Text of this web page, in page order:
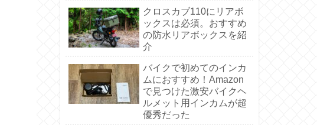
クロスカブ110にリアボ
ックスは必須。おすすめ
の防水リアボックスを紹
介
バイクで初めてのインカ
ムにおすすめ！Amazon
で見つけた激安バイクヘ
ルメット用インカムが超
優秀だった